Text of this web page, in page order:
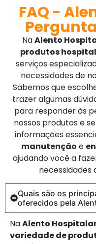
FAQ -
NaAlento
produtos
serviços
necessidades de
Sabemos que
trazer algumas
para responder às
nossos produtos e
informações
manutenção e
ajudando você a
necessidades
Quais são os
oferecidos pela
NaAlento
variedade de